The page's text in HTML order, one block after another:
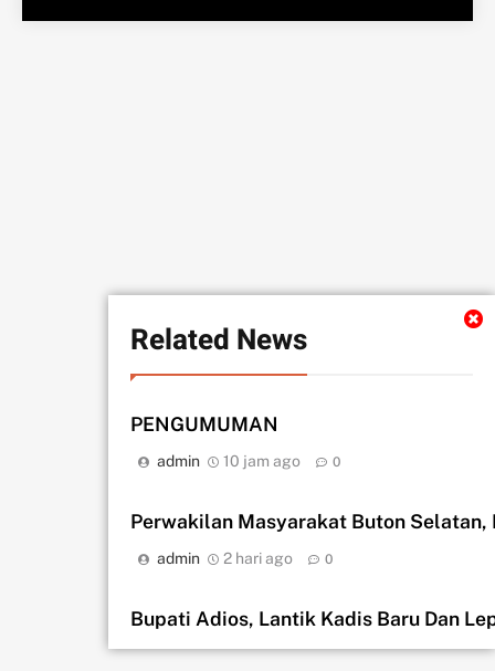
Related News
PENGUMUMAN
admin 10 jam ago 0
Perwakilan Masyarakat Buton
admin 2 hari ago 0
Bupati Adios, Lantik Kadis Baru Dan
admin 2 hari ago 0